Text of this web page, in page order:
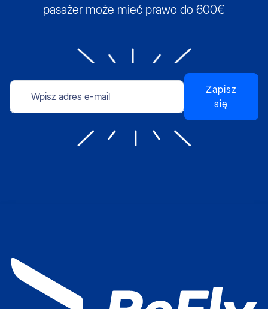
pasażer może mieć prawo do 600€
Zapisz
się